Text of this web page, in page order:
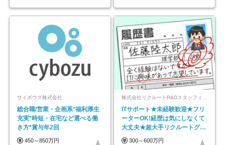
サイボウズ株式会社
総合職/営業・企画系*福利厚生
充実*時短・在宅など選べる働
き方*賞与年2回
450～850万円
株式会社リクルートR&Dスタッフィング【リクルートグループ】
ITサポート★未経験歓迎★フリ
ーターOK!経歴は気にしなくて
大丈夫★超大手リクルートグル
ープの正社員/sg
300～600万円